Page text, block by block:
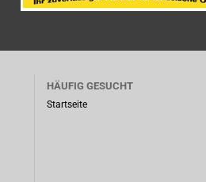
HÄUFIG GESUCHT
Startseite